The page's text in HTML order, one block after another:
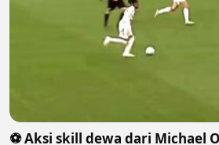
⚽️ Aksi skill dewa dari Michael